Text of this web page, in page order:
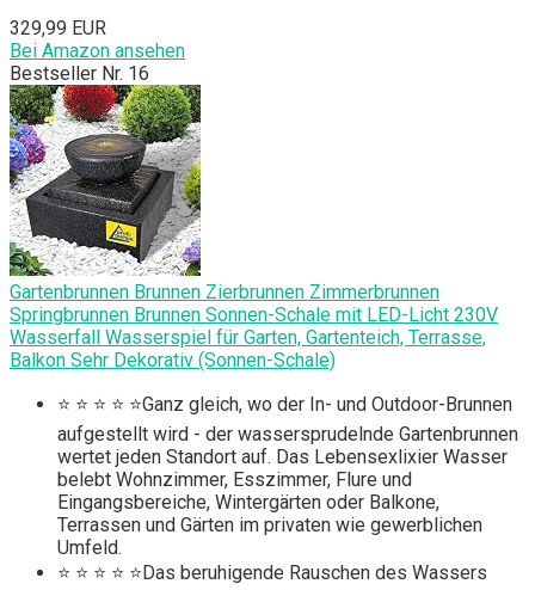
329,99 EUR
Bei Amazon ansehen
Bestseller Nr. 16
Gartenbrunnen Brunnen Zierbrunnen Zimmerbrunnen
Springbrunnen Brunnen Sonnen-Schale mit LED-Licht 230V
Wasserfall Wasserspiel für Garten, Gartenteich, Terrasse,
Balkon Sehr Dekorativ (Sonnen-Schale)
⭐ ⭐ ⭐ ⭐ ⭐Ganz gleich, wo der In- und Outdoor-Brunnen
aufgestellt wird - der wassersprudelnde Gartenbrunnen
wertet jeden Standort auf. Das Lebensexlixier Wasser
belebt Wohnzimmer, Esszimmer, Flure und
Eingangsbereiche, Wintergärten oder Balkone,
Terrassen und Gärten im privaten wie gewerblichen
Umfeld.
⭐ ⭐ ⭐ ⭐ ⭐Das beruhigende Rauschen des Wassers